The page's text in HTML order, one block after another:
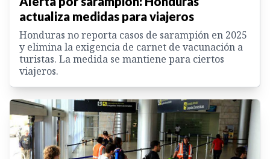
actualiza medidas para viajeros
Honduras no reporta casos de sarampión en 2025
y elimina la exigencia de carnet de vacunación a
turistas. La medida se mantiene para ciertos
viajeros.